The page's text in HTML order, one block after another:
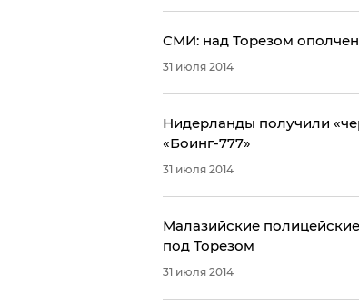
CМИ: над Торезом
31 июля 2014
​Нидерланды получили
«Боинг-777»
31 июля 2014
​Малазийские
под Торезом
31 июля 2014